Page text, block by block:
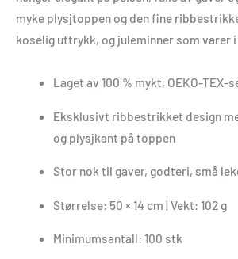
myke plysjtoppen og den fine
koselig uttrykk, og juleminner som varer
Laget av 100 % mykt, OEKO-
Eksklusivt ribbestrikket design
og plysjkant på toppen
Stor nok til gaver, godteri, små
Størrelse: 50 × 14 cm | Vekt: 102 g
Minimumsantall: 100 stk